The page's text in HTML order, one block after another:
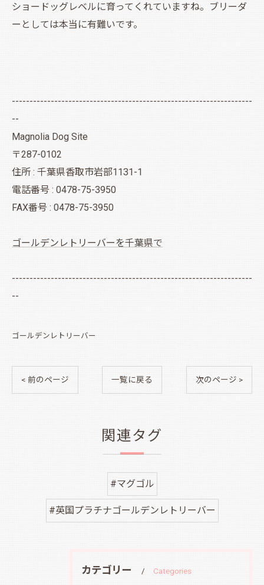
ショードッグレベルに育ってくれていますね。ブリーダ
ーとしては本当に有難いです。
--------------------------------------------------------------------
--
Magnolia Dog Site
〒287-0102
住所 : 千葉県香取市岩部1131-1
電話番号 : 0478-75-3950
FAX番号 : 0478-75-3950
ゴールデンレトリーバーを千葉県で
--------------------------------------------------------------------
--
ゴールデンレトリーバー
< 前のページ 一覧に戻る 次のページ >
関連タグ
#マグゴル
#英国プラチナゴールデンレトリーバー
カテゴリー Categories